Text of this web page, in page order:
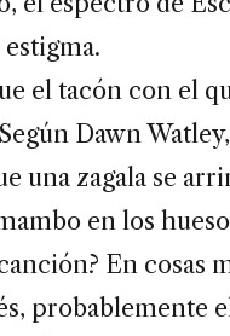
el tacón con el
Dawn
una zagala se
en los
En cosas
probablemente